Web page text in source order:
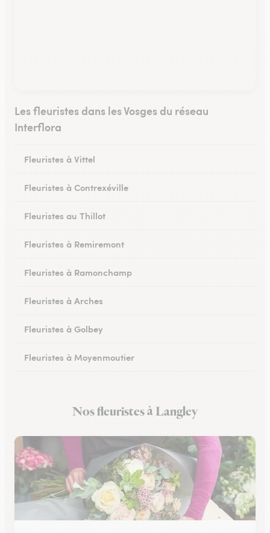
Les fleuristes dans les Vosges du réseau
Interflora
Fleuristes à Vittel
Fleuristes à Contrexéville
Fleuristes au Thillot
Fleuristes à Remiremont
Fleuristes à Ramonchamp
Fleuristes à Arches
Fleuristes à Golbey
Fleuristes à Moyenmoutier
Fleuristes à CharmesNos fleuristes à Langley